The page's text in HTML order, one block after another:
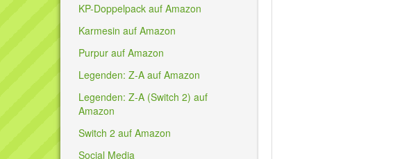
KP-Doppelpack auf Amazon
Karmesin auf Amazon
Purpur auf Amazon
Legenden: Z-A auf Amazon
Legenden: Z-A (Switch 2) auf
Amazon
Switch 2 auf Amazon
Social Media